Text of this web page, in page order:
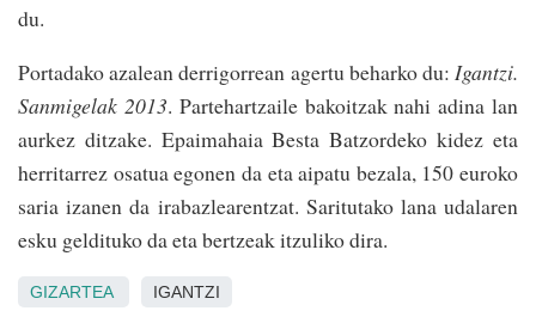
du.
Portadako azalean derrigorrean agertu beharko du: Igantzi.
Sanmigelak 2013. Partehartzaile bakoitzak nahi adina lan
aurkez ditzake. Epaimahaia Besta Batzordeko kidez eta
herritarrez osatua egonen da eta aipatu bezala, 150 euroko
saria izanen da irabazlearentzat. Saritutako lana udalaren
esku geldituko da eta bertzeak itzuliko dira.
GIZARTEA IGANTZI